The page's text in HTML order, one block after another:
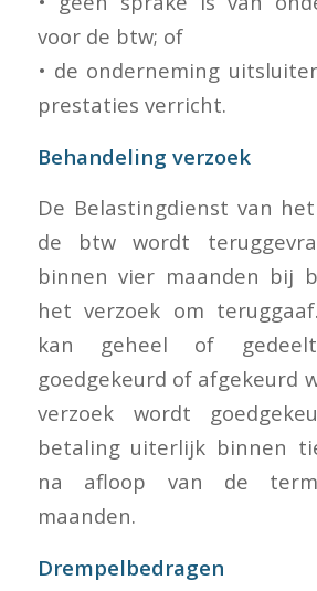
voor de btw; of
• de onderneming
prestaties verricht.
Behandeling verzoek
De Belastingdienst van
de btw wordt
binnen vier maanden bij
het verzoek om
kan geheel of
goedgekeurd of afgekeurd
verzoek wordt
betaling uiterlijk binnen
na afloop van de
maanden.
Drempelbedragen